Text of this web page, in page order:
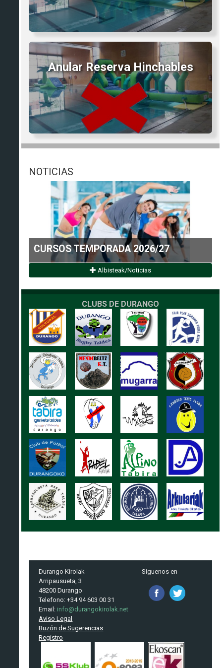
Anular Reserva Hinchables
NOTICIAS
CURSOS TEMPORADA 2026/27
Albisteak/Noticias
CLUBS DE DURANGO
Durango Kirolak
Arripausueta, 3
48200 Durango
Telefono: +34 94 603 00 31
Email: info@durangokirolak.net
Siguenos en
Aviso Legal
Buzón de Sugerencias
Registro